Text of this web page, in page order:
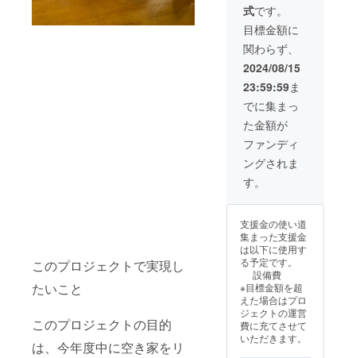
このプロジェクトで実現し
たいこと
このプロジェクトの目的
は、今年度中に空き家をリ
式です。
目標金額に
関わらず、
2024/08/15
23:59:59ま
でに集まっ
た金額が
ファンディ
ングされま
す。
支援金の使い道
集まった支援金
は以下に使用す
る予定です。
設備費
※目標金額を超
えた場合はプロ
ジェクトの運営
費に充てさせて
いただきます。